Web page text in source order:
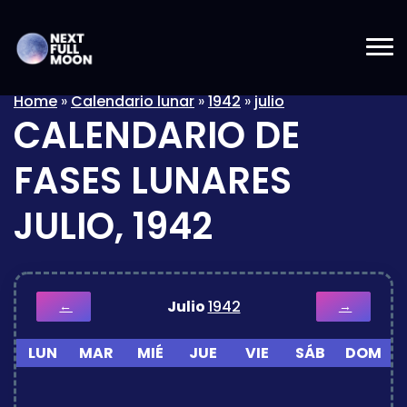
Home»Calendario lunar»1942»julio
CALENDARIO DE
FASES LUNARES
JULIO, 1942
← Julio1942 →
LUN MAR MIÉ JUE VIE SÁB DOM